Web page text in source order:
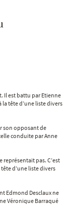
Il est battu par Etienne
tête d’une liste divers
son opposant de
conduite par Anne
représentait pas. C’est
d’une liste divers
Edmond Desclaux ne
Véronique Barraqué